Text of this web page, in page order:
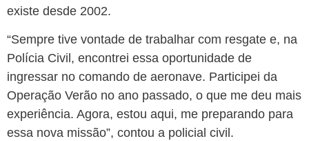
existe desde 2002.
“Sempre tive vontade de trabalhar com resgate e, na
Polícia Civil, encontrei essa oportunidade de
ingressar no comando de aeronave. Participei da
Operação Verão no ano passado, o que me deu mais
experiência. Agora, estou aqui, me preparando para
essa nova missão”, contou a policial civil.